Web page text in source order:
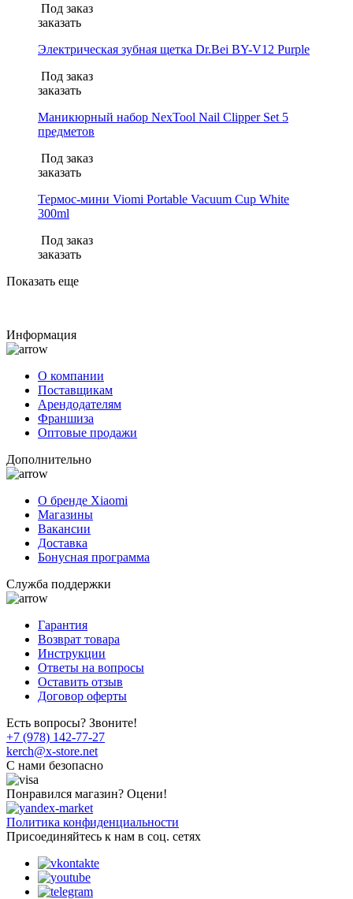
Под заказ
заказать
Электрическая зубная щетка Dr.Bei BY-V12 Purple
Под заказ
заказать
Маникюрный набор NexTool Nail Clipper Set 5
предметов
Под заказ
заказать
Термос-мини Viomi Portable Vacuum Cup White
300ml
Под заказ
заказать
Показать еще
Информация
О компании
Поставщикам
Арендодателям
Франшиза
Оптовые продажи
Дополнительно
О бренде Xiaomi
Магазины
Вакансии
Доставка
Бонусная программа
Служба поддержки
Гарантия
Возврат товара
Инструкции
Ответы на вопросы
Оставить отзыв
Договор оферты
Есть вопросы? Звоните!
+7 (978) 142-77-27
kerch@x-store.net
C нами безопасно
Понравился магазин? Оцени!
Политика конфиденциальности
Присоединяйтесь к нам в соц. сетях